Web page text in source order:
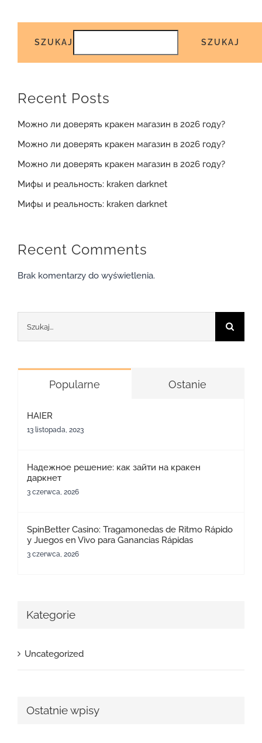
SZUKAJ SZUKAJ
Recent Posts
Можно ли доверять кракен магазин в 2026 году?
Можно ли доверять кракен магазин в 2026 году?
Можно ли доверять кракен магазин в 2026 году?
Мифы и реальность: kraken darknet
Мифы и реальность: kraken darknet
Recent Comments
Brak komentarzy do wyświetlenia.
Szukaj
Popularne Ostanie
HAIER
13 listopada, 2023
Надежное решение: как зайти на кракен
даркнет
3 czerwca, 2026
SpinBetter Casino: Tragamonedas de Ritmo Rápido
y Juegos en Vivo para Ganancias Rápidas
3 czerwca, 2026
Kategorie
Uncategorized
Ostatnie wpisy